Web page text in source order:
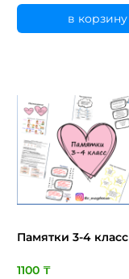
в корзину
Памятки 3-4 класс
1100 ₸